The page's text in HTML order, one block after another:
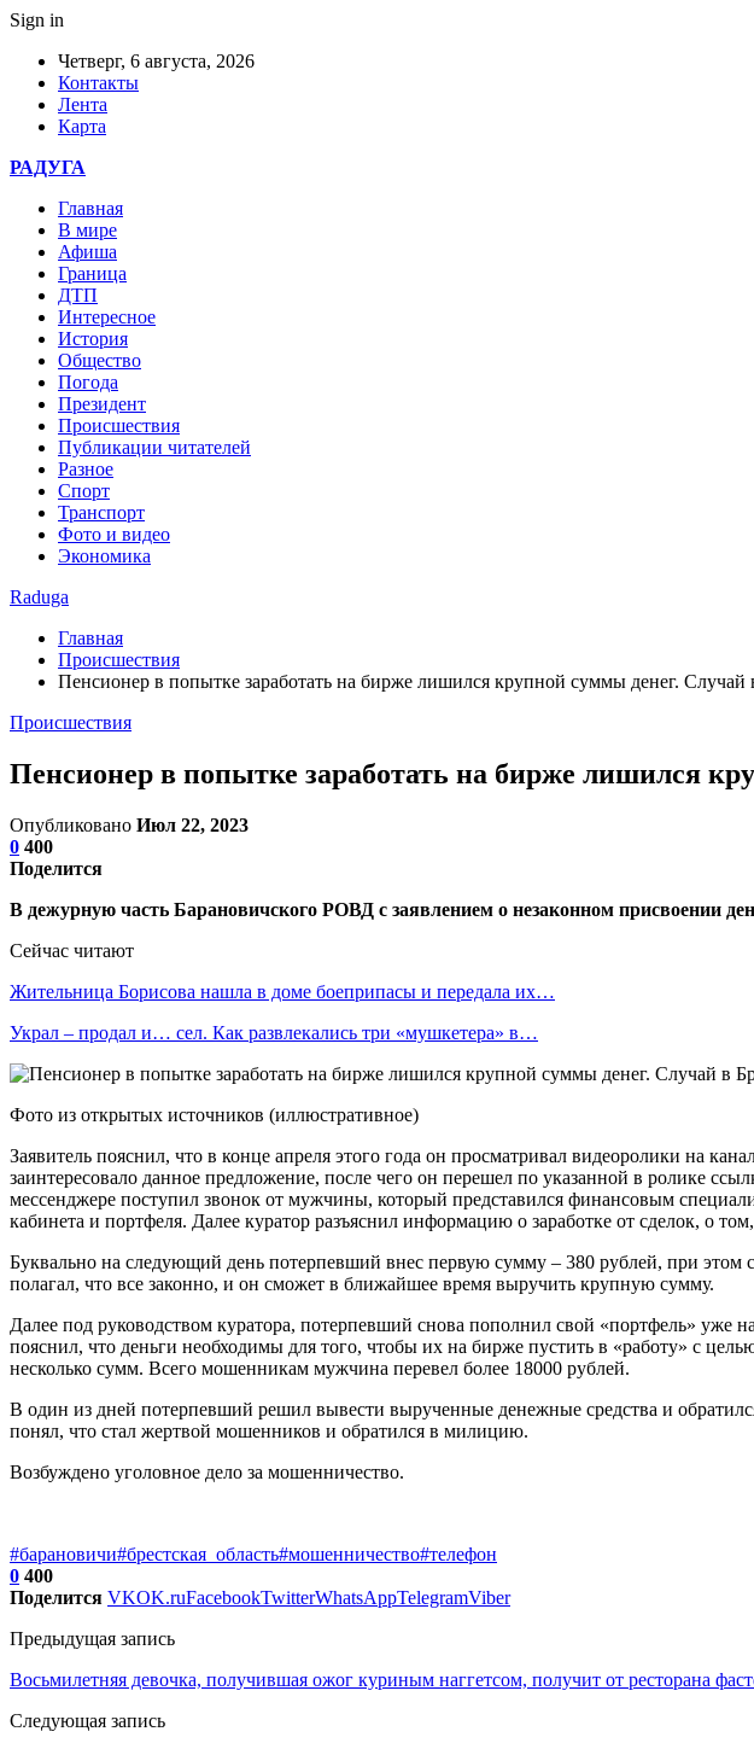
Sign in
Четверг, 6 августа, 2026
Контакты
Лента
Карта
РАДУГА
Главная
В мире
Афиша
Граница
ДТП
Интересное
История
Общество
Погода
Президент
Происшествия
Публикации читателей
Разное
Спорт
Транспорт
Фото и видео
Экономика
Raduga
Главная
Происшествия
Пенсионер в попытке заработать на бирже лишился крупной суммы денег. Случай
Происшествия
Пенсионер в попытке заработать на бирже лишился
Опубликовано Июл 22, 2023
0 400
Поделится
В дежурную часть Барановичского РОВД с заявлением о незаконном присвоении
Сейчас читают
Жительница Борисова нашла в доме боеприпасы и передала их…
Украл – продал и… сел. Как развлекались три «мушкетера» в…
Фото из открытых источников (иллюстративное)
Заявитель пояснил, что в конце апреля этого года он просматривал видеоролики на
заинтересовало данное предложение, после чего он перешел по указанной в ролике
мессенджере поступил звонок от мужчины, который представился финансовым
кабинета и портфеля. Далее куратор разъяснил информацию о заработке от сделок, о
Буквально на следующий день потерпевший внес первую сумму – 380 рублей, при этом
полагал, что все законно, и он сможет в ближайшее время выручить крупную сумму.
Далее под руководством куратора, потерпевший снова пополнил свой «портфель»
пояснил, что деньги необходимы для того, чтобы их на бирже пустить в «работу» с
несколько сумм. Всего мошенникам мужчина перевел более 18000 рублей.
В один из дней потерпевший решил вывести вырученные денежные средства и
понял, что стал жертвой мошенников и обратился в милицию.
Возбуждено уголовное дело за мошенничество.
#барановичи#брестская_область#мошенничество#телефон
0 400
Поделится VKOK.ruFacebookTwitterWhatsAppTelegramViber
Предыдущая запись
Восьмилетняя девочка, получившая ожог куриным наггетсом, получит от ресторана
Следующая запись